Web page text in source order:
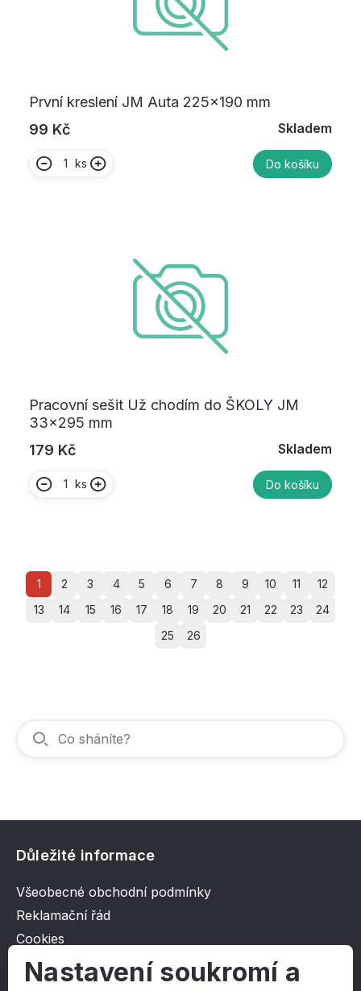
První kreslení JM Auta 225×190 mm
99 Kč
Skladem
ks Do košíku
Pracovní sešit Už chodím do ŠKOLY JM
33x295 mm
179 Kč
Skladem
ks Do košíku
1 2 3 4 5 6 7 8 9 10 11
12
13
14 15 16 17 18 19 20 21 22 23
24
25
26
Důležité informace
Všeobecné obchodní podmínky
Reklamační řád
Cookies
Ochrana osobních údajů
Nastavení soukromí a